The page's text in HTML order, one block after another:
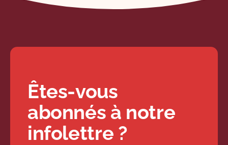
Êtes-vous
abonnés à notre
infolettre ?